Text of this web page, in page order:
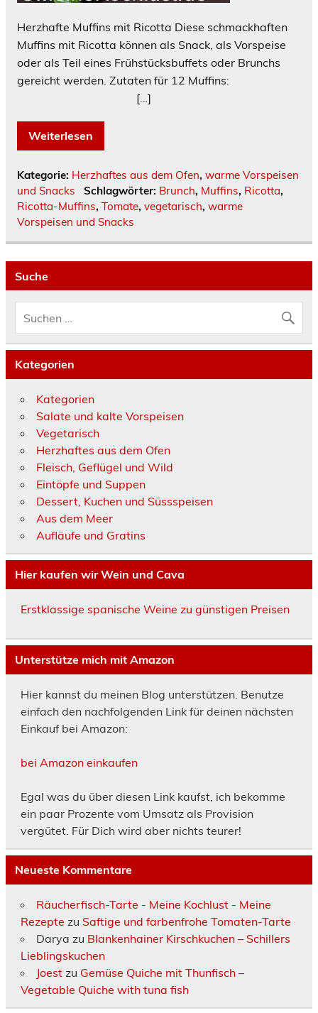
Herzhafte Muffins mit Ricotta Diese schmackhaften
Muffins mit Ricotta können als Snack, als Vorspeise
oder als Teil eines Frühstücksbuffets oder Brunchs
gereicht werden. Zutaten für 12 Muffins:
[…]
Weiterlesen
Kategorie: Herzhaftes aus dem Ofen, warme Vorspeisen
und Snacks
Schlagwörter: Brunch, Muffins, Ricotta,
Ricotta-Muffins, Tomate, vegetarisch, warme
Vorspeisen und Snacks
Suche
Kategorien
Kategorien
Salate und kalte Vorspeisen
Vegetarisch
Herzhaftes aus dem Ofen
Fleisch, Geflügel und Wild
Eintöpfe und Suppen
Dessert, Kuchen und Süssspeisen
Aus dem Meer
Aufläufe und Gratins
Hier kaufen wir Wein und Cava
Erstklassige spanische Weine zu günstigen Preisen
Unterstütze mich mit Amazon
Hier kannst du meinen Blog unterstützen. Benutze
einfach den nachfolgenden Link für deinen nächsten
Einkauf bei Amazon:
bei Amazon einkaufen
Egal was du über diesen Link kaufst, ich bekomme
ein paar Prozente vom Umsatz als Provision
vergütet. Für Dich wird aber nichts teurer!
Neueste Kommentare
Räucherfisch-Tarte - Meine Kochlust - Meine
Rezepte zu Saftige und farbenfrohe Tomaten-Tarte
Darya zu Blankenhainer Kirschkuchen – Schillers
Lieblingskuchen
Joestzu Gemüse Quiche mit Thunfisch –
Vegetable Quiche with tuna fish